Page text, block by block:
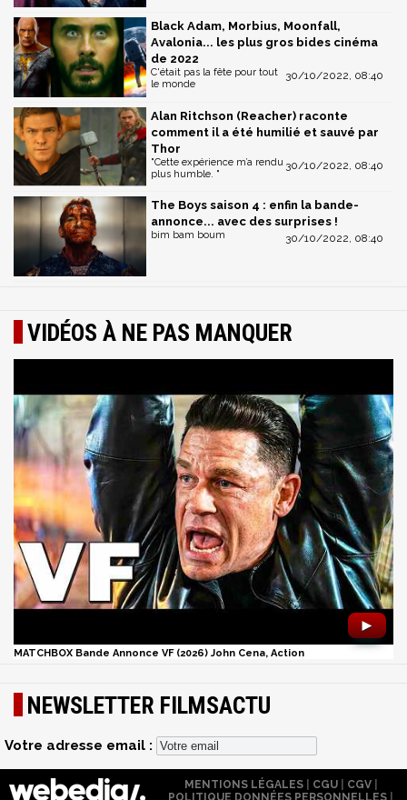
Black Adam, Morbius, Moonfall,
Avalonia... les plus gros bides cinéma
de 2022
30/10/2022, 08:40
C'était pas la fête pour tout
le monde
Alan Ritchson (Reacher) raconte
comment il a été humilié et sauvé par
Thor
30/10/2022, 08:40
"Cette expérience m’a rendu
plus humble. "
The Boys saison 4 : enfin la bande-
annonce... avec des surprises !
30/10/2022, 08:40
bim bam boum
VIDÉOS À NE PAS MANQUER
►
MATCHBOX Bande Annonce VF (2026) John Cena, Action
NEWSLETTER FILMSACTU
Votre adresse email :
MENTIONS LÉGALES| CGU| CGV|
POLITIQUE DONNÉES PERSONNELLES